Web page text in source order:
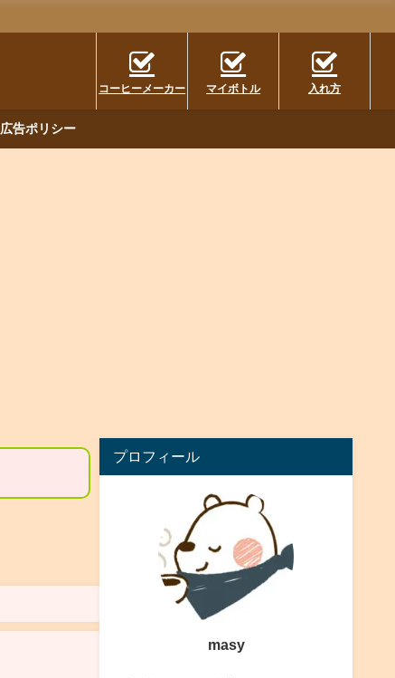
コーヒーメーカー マイボトル 入れ方
広告ポリシー
プロフィール
masy